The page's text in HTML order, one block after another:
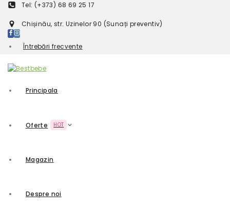
Tel: (+373) 68 69 25 17
Chișinău, str. Uzinelor 90 (Sunați preventiv)
Întrebări frecvente
Principala
Oferte HOT
Magazin
Despre noi